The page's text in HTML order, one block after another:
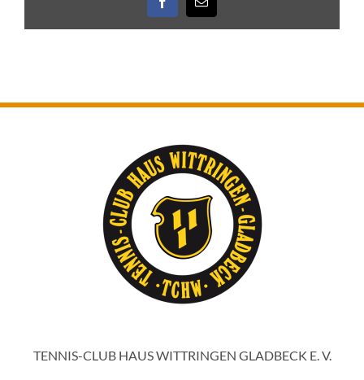
Mail
TENNIS-CLUB HAUS WITTRINGEN GLADBECK E. V.